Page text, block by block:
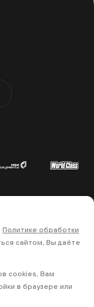
•
Политике обработки
сайтом, Вы даёте
cookies, Вам
в браузере или